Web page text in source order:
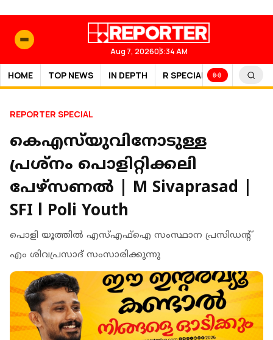
Aug 7, 202603:34 AM
HOME TOP NEWS IN DEPTH R SPECIAL SPORTS
REPORTER SPECIAL
കെഎസ്‌യുവിനോടുള്ള
പ്രശ്നം പൊളിറ്റിക്കലി
പേഴ്സണൽ | M Sivaprasad |
SFI l Poli Youth
പൊളി യൂത്തിൽ എസ്എഫ്ഐ സംസ്ഥാന പ്രസിഡന്റ്
എം ശിവപ്രസാദ് സംസാരിക്കുന്നു